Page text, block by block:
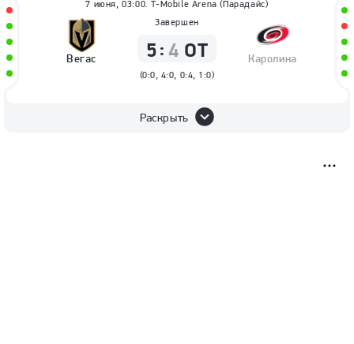
7 июня, 03:00. T-Mobile Arena (Парадайс)
Вегас
Завершен
5: 4 ОТ
(0:0, 4:0, 0:4, 1:0)
Каролина
Раскрыть